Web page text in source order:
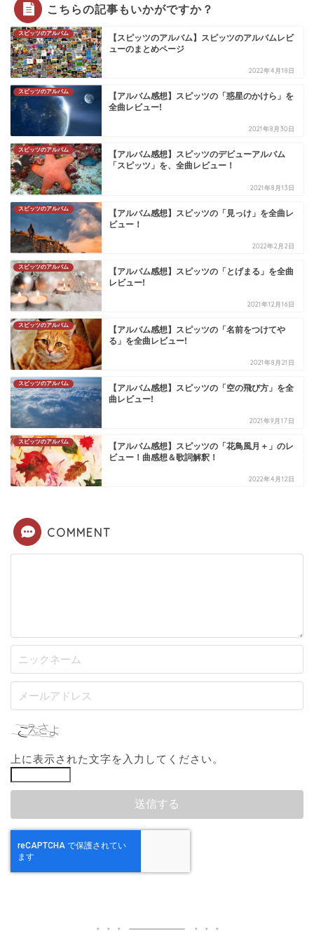
こちらの記事もいかがですか？
スピッツのアルバム
【スピッツのアルバム】スピッツのアルバムレビ
ューのまとめページ
2022年4月18日
スピッツのアルバム
【アルバム感想】スピッツの「惑星のかけら」を
全曲レビュー!
2021年8月30日
スピッツのアルバム
【アルバム感想】スピッツのデビューアルバム
「スピッツ」を、全曲レビュー！
2021年8月13日
スピッツのアルバム
【アルバム感想】スピッツの「見っけ」を全曲レ
ビュー！
2022年2月2日
スピッツのアルバム
【アルバム感想】スピッツの「とげまる」を全曲
レビュー!
2021年12月16日
スピッツのアルバム
【アルバム感想】スピッツの「名前をつけてや
る」を全曲レビュー!
2021年8月21日
スピッツのアルバム
【アルバム感想】スピッツの「空の飛び方」を全
曲レビュー!
2021年9月17日
スピッツのアルバム
【アルバム感想】スピッツの「花鳥風月＋」のレ
ビュー！曲感想＆歌詞解釈！
2022年4月12日
COMMENT
上に表示された文字を入力してください。